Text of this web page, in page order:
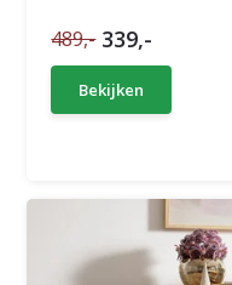
489,- 339,-
Bekijken